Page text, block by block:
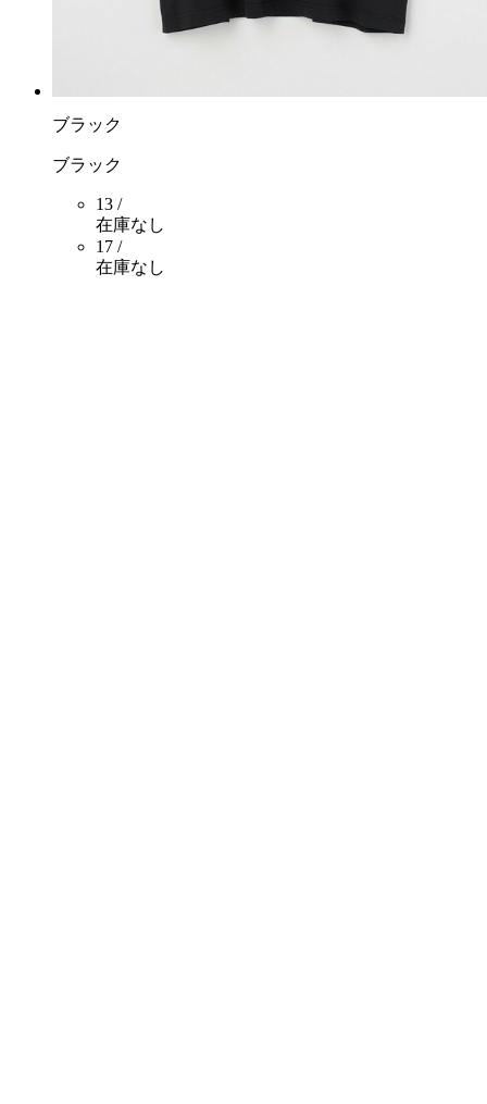
ブラック
ブラック
13 /
在庫なし
17 /
在庫なし